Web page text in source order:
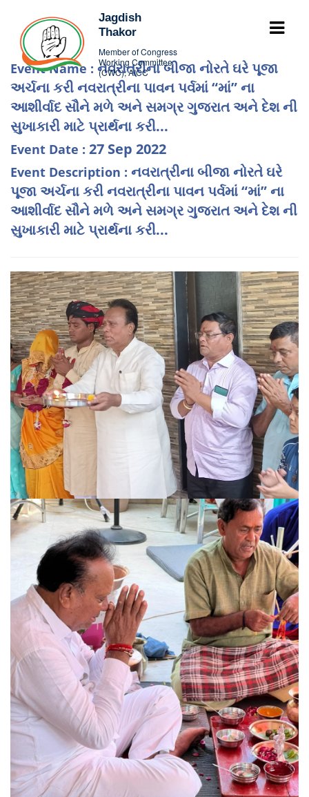
Jagdish
Thakor
Member of Congress
Working Committee
(CWC), AICC
Event Name : નવરાત્રીના બીજા નોરતે ઘરે પૂજા
અર્ચના કરી નવરાત્રીના પાવન પર્વમાં “માં” ના
આશીર્વાદ સૌને મળે અને સમગ્ર ગુજરાત અને દેશ ની
સુખાકારી માટે પ્રાર્થના કરી...
Event Date : 27 Sep 2022
Event Description : નવરાત્રીના બીજા નોરતે ઘરે
પૂજા અર્ચના કરી નવરાત્રીના પાવન પર્વમાં “માં” ના
આશીર્વાદ સૌને મળે અને સમગ્ર ગુજરાત અને દેશ ની
સુખાકારી માટે પ્રાર્થના કરી...